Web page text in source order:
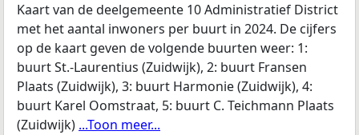
Kaart van de deelgemeente 10 Administratief District
met het aantal inwoners per buurt in 2024. De cijfers
op de kaart geven de volgende buurten weer: 1:
buurt St.-Laurentius (Zuidwijk), 2: buurt Fransen
Plaats (Zuidwijk), 3: buurt Harmonie (Zuidwijk), 4:
buurt Karel Oomstraat, 5: buurt C. Teichmann Plaats
(Zuidwijk) ...Toon meer...